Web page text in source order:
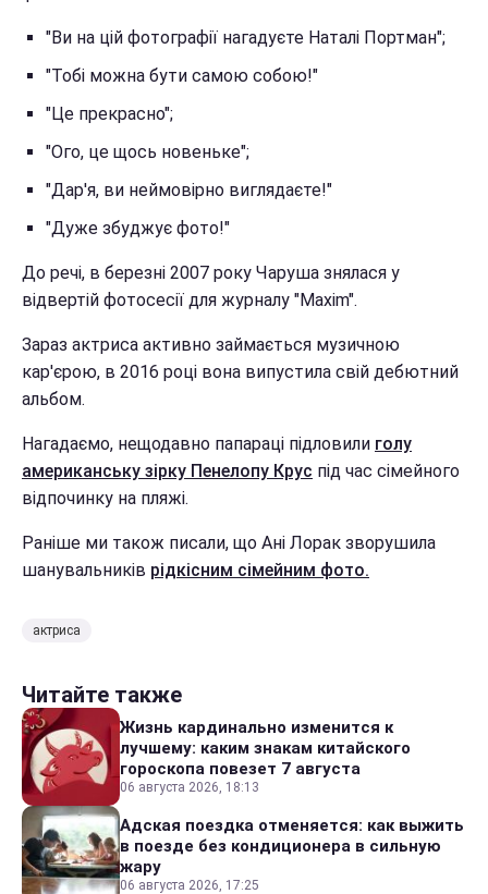
"Ви на цій фотографії нагадуєте Наталі Портман";
"Тобі можна бути самою собою!"
"Це прекрасно";
"Ого, це щось новеньке";
"Дар'я, ви неймовірно виглядаєте!"
"Дуже збуджує фото!"
До речі, в березні 2007 року Чаруша знялася у
відвертій фотосесії для журналу "Maxim".
Зараз актриса активно займається музичною
кар'єрою, в 2016 році вона випустила свій дебютний
альбом.
Нагадаємо, нещодавно папараці підловили голу
американську зірку Пенелопу Крус під час сімейного
відпочинку на пляжі.
Раніше ми також писали, що Ані Лорак зворушила
шанувальників рідкісним сімейним фото.
актриса
Читайте также
Жизнь кардинально изменится к
лучшему: каким знакам китайского
гороскопа повезет 7 августа
06 августа 2026, 18:13
Адская поездка отменяется: как выжить
в поезде без кондиционера в сильную
жару
06 августа 2026, 17:25